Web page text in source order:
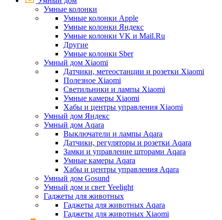
Умные колонки
Умные колонки Apple
Умные колонки Яндекс
Умные колонки VK и Mail.Ru
Другие
Умные колонки Sber
Умный дом Xiaomi
Датчики, метеостанции и розетки Xiaomi
Полезное Xiaomi
Светильники и лампы Xiaomi
Умные камеры Xiaomi
Хабы и центры управления Xiaomi
Умный дом Яндекс
Умный дом Aqara
Выключатели и лампы Aqara
Датчики, регуляторы и розетки Aqara
Замки и управление шторами Aqara
Умные камеры Aqara
Хабы и центры управления Aqara
Умный дом Gosund
Умный дом и свет Yeelight
Гаджеты для животных
Гаджеты для животных Aqara
Гаджеты для животных Xiaomi